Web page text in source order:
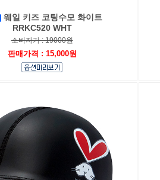
웨일 키즈 코팅수모 화이트
RRKC520 WHT
소비자가 : 19000원
판매가격 : 15,000원